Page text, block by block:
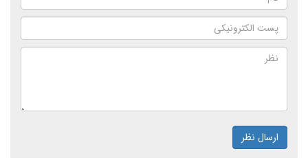
ارسال نظر